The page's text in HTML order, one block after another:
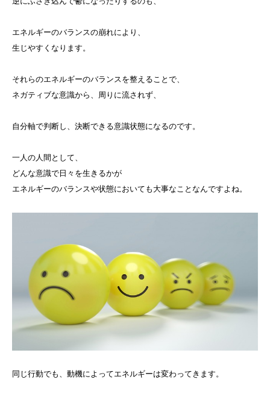
エネルギーのバランスの崩れにより、
生じやすくなります。
それらのエネルギーのバランスを整えることで、
ネガティブな意識から、周りに流されず、
自分軸で判断し、決断できる意識状態になるのです。
一人の人間として、
どんな意識で日々を生きるかが
エネルギーのバランスや状態においても大事なことなんですよね。
同じ行動でも、動機によってエネルギーは変わってきます。